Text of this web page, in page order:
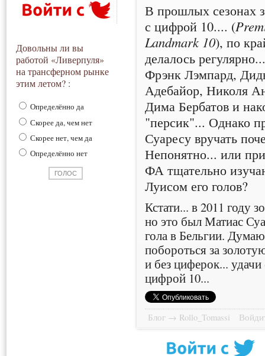
Довольны ли вы
работой «Ливерпуля»
на трансферном рынке
этим летом? :
Определённо да
Скорее да, чем нет
Скорее нет, чем да
Определённо нет
В прошлых сезонах
с цифрой 10.... (
Landmark 10), по
делалось
Фрэнк Лэмпард,
Адебайор, Николя
Дима Бербатов и
"персик"... Однако
Суаресу вручать
Непонятно... или
ФА тщательно
Луисом его голов?
Кстати... в 2011 году
но это был Матиас
гола в Бельгии.
побороться за
и без циферок...
цифрой 10...
Блог → Rollo_Tomassi